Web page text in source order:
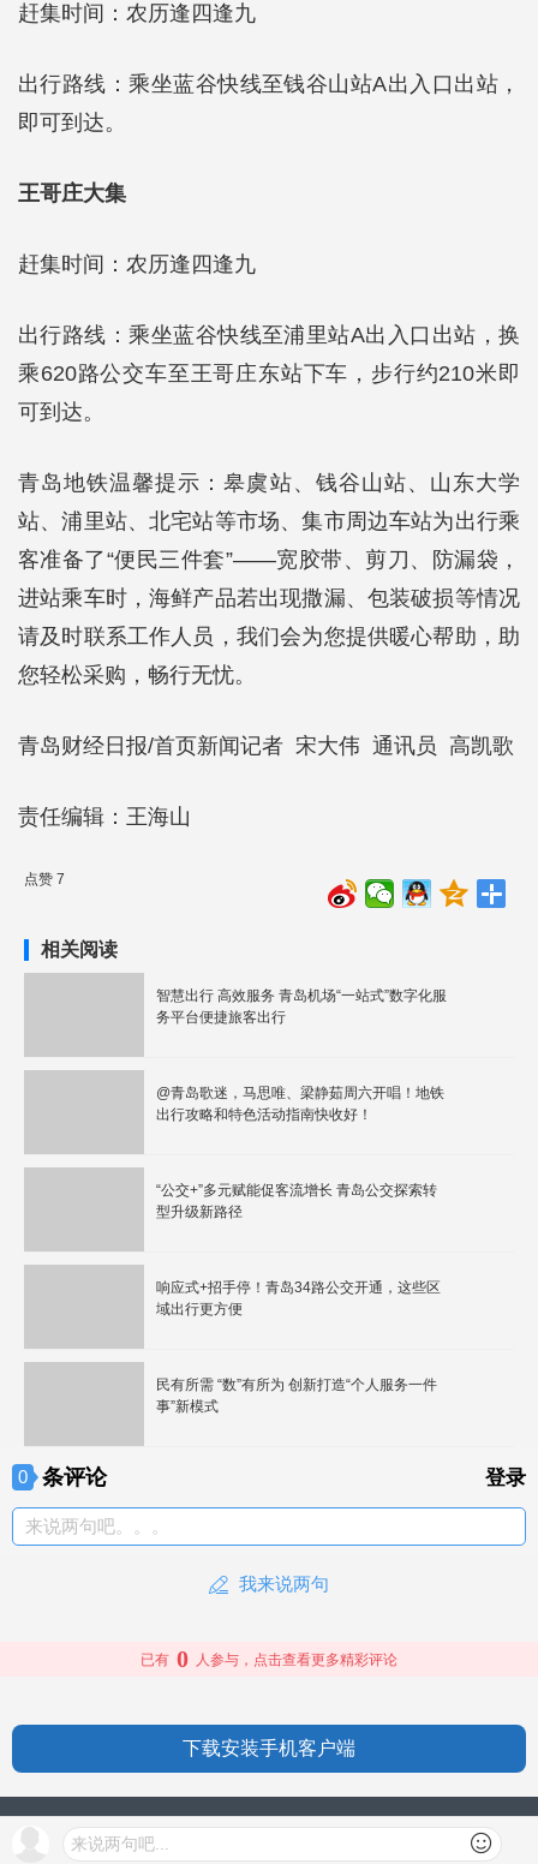
赶集时间：农历逢四逢九
出行路线：乘坐蓝谷快线至钱谷山站A出入口出站，
即可到达。
王哥庄大集
赶集时间：农历逢四逢九
出行路线：乘坐蓝谷快线至浦里站A出入口出站，换
乘620路公交车至王哥庄东站下车，步行约210米即
可到达。
青岛地铁温馨提示：皋虞站、钱谷山站、山东大学
站、浦里站、北宅站等市场、集市周边车站为出行乘
客准备了“便民三件套”——宽胶带、剪刀、防漏袋，
进站乘车时，海鲜产品若出现撒漏、包装破损等情况
请及时联系工作人员，我们会为您提供暖心帮助，助
您轻松采购，畅行无忧。
青岛财经日报/首页新闻记者 宋大伟 通讯员 高凯歌
责任编辑：王海山
点赞 7
相关阅读
智慧出行 高效服务 青岛机场“一站式”数字化服
务平台便捷旅客出行
@青岛歌迷，马思唯、梁静茹周六开唱！地铁
出行攻略和特色活动指南快收好！
“公交+”多元赋能促客流增长 青岛公交探索转
型升级新路径
响应式+招手停！青岛34路公交开通，这些区
域出行更方便
民有所需 “数”有所为 创新打造“个人服务一件
事”新模式
0 条评论 登录
来说两句吧。。。
我来说两句
来说两句吧...
已有 0 人参与，点击查看更多精彩评论
下载安装手机客户端
授权信息